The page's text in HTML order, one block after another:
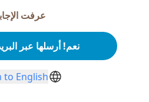
عرفت
نعم! أرسلها عبر
to English